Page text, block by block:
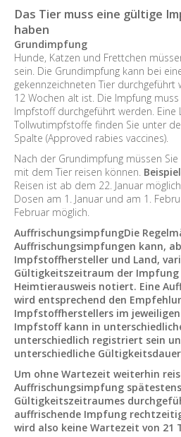
Das Tier muss eine gültige
haben
Grundimpfung
Hunde, Katzen und Frettchen
sein. Die Grundimpfung kann bei
gekennzeichneten Tier
12 Wochen alt ist. Die Impfung
Impfstoff durchgeführt werden. Eine
Tollwutimpfstoffe finden Sie unter
Spalte (Approved rabies vaccines).
Nach der Grundimpfung müssen
mit dem Tier reisen können.
Reisen ist ab dem 22. Januar
Dosen am 1. Januar und am 1.
Februar möglich.
AuffrischungsimpfungDie
Auffrischungsimpfungen kann,
Impfstoffhersteller und Land,
Gültigkeitszeitraum der
Heimtierausweis notiert. Eine
wird entsprechend den
Impfstoffherstellers im
Impfstoff kann in
unterschiedlich registriert sein
unterschiedliche
Um ohne Wartezeit weiterhin
Auffrischungsimpfung
Gültigkeitszeitraumes
auffrischende Impfung
wird also keine Wartezeit von 21